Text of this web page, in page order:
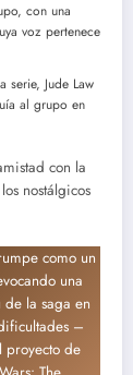
con una
voz pertenece
serie, Jude Law
al grupo en
con la
nostálgicos
como un
una
la saga en
–
proyecto de